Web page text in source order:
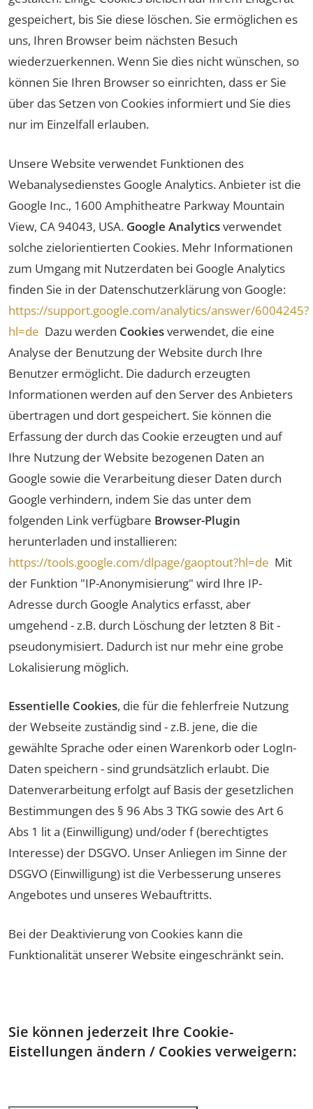
gespeichert, bis Sie diese löschen. Sie ermöglichen es
uns, Ihren Browser beim nächsten Besuch
wiederzuerkennen. Wenn Sie dies nicht wünschen, so
können Sie Ihren Browser so einrichten, dass er Sie
über das Setzen von Cookies informiert und Sie dies
nur im Einzelfall erlauben.
Unsere Website verwendet Funktionen des
Webanalysedienstes Google Analytics. Anbieter ist die
Google Inc., 1600 Amphitheatre Parkway Mountain
View, CA 94043, USA. Google Analyticsverwendet
solche zielorientierten Cookies. Mehr Informationen
zum Umgang mit Nutzerdaten bei Google Analytics
finden Sie in der Datenschutzerklärung von Google:
https://support.google.com/analytics/answer/6004245?
hl=de Dazu werden Cookiesverwendet, die eine
Analyse der Benutzung der Website durch Ihre
Benutzer ermöglicht. Die dadurch erzeugten
Informationen werden auf den Server des Anbieters
übertragen und dort gespeichert. Sie können die
Erfassung der durch das Cookie erzeugten und auf
Ihre Nutzung der Website bezogenen Daten an
Google sowie die Verarbeitung dieser Daten durch
Google verhindern, indem Sie das unter dem
folgenden Link verfügbare Browser-Plugin
herunterladen und installieren:
https://tools.google.com/dlpage/gaoptout?hl=de Mit
der Funktion "IP-Anonymisierung" wird Ihre IP-
Adresse durch Google Analytics erfasst, aber
umgehend - z.B. durch Löschung der letzten 8 Bit -
pseudonymisiert. Dadurch ist nur mehr eine grobe
Lokalisierung möglich.
Essentielle Cookies, die für die fehlerfreie Nutzung
der Webseite zuständig sind - z.B. jene, die die
gewählte Sprache oder einen Warenkorb oder LogIn-
Daten speichern - sind grundsätzlich erlaubt. Die
Datenverarbeitung erfolgt auf Basis der gesetzlichen
Bestimmungen des § 96 Abs 3 TKG sowie des Art 6
Abs 1 lit a (Einwilligung) und/oder f (berechtigtes
Interesse) der DSGVO. Unser Anliegen im Sinne der
DSGVO (Einwilligung) ist die Verbesserung unseres
Angebotes und unseres Webauftritts.
Bei der Deaktivierung von Cookies kann die
Funktionalität unserer Website eingeschränkt sein.
Sie können jederzeit Ihre Cookie-
Eistellungen ändern / Cookies verweigern: